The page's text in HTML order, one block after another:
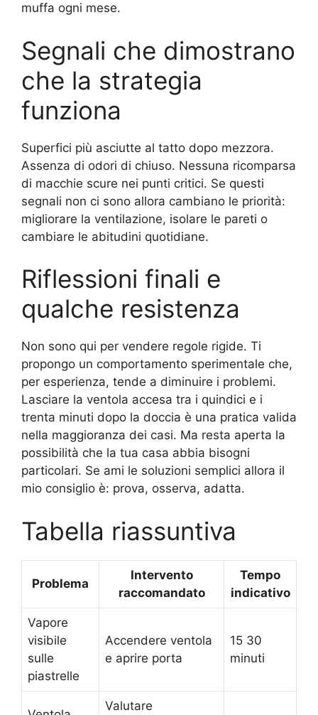
muffa ogni mese.
Segnali che dimostrano
che la strategia
funziona
Superfici più asciutte al tatto dopo mezzora.
Assenza di odori di chiuso. Nessuna ricomparsa
di macchie scure nei punti critici. Se questi
segnali non ci sono allora cambiano le priorità:
migliorare la ventilazione, isolare le pareti o
cambiare le abitudini quotidiane.
Riflessioni finali e
qualche resistenza
Non sono qui per vendere regole rigide. Ti
propongo un comportamento sperimentale che,
per esperienza, tende a diminuire i problemi.
Lasciare la ventola accesa tra i quindici e i
trenta minuti dopo la doccia è una pratica valida
nella maggioranza dei casi. Ma resta aperta la
possibilità che la tua casa abbia bisogni
particolari. Se ami le soluzioni semplici allora il
mio consiglio è: prova, osserva, adatta.
Tabella riassuntiva
Problema
Intervento
raccomandato
Tempo
indicativo
Vapore
visibile
sulle
piastrelle
Accendere ventola
e aprire porta
15 30
minuti
Valutare